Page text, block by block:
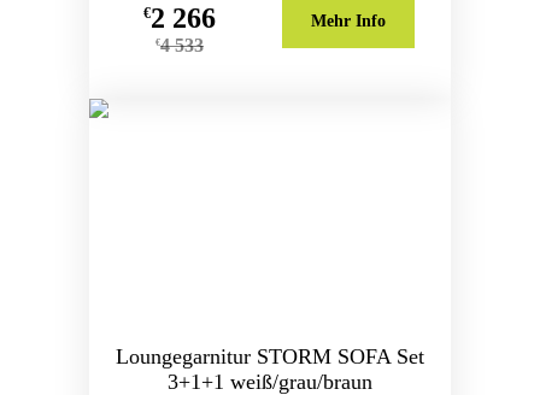
€2 266
€4 533
Mehr Info
Loungegarnitur STORM SOFA Set
3+1+1 weiß/grau/braun